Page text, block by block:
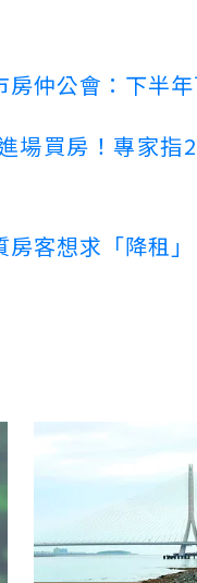
房仲公會：下半
場買房！專家
客想求「降租